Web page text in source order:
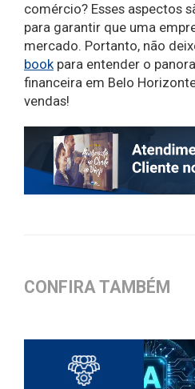
comércio? Esses aspectos
para garantir que uma
mercado. Portanto, não
book para entender o
financeira em Belo
vendas!
CONFIRA TAMBÉM